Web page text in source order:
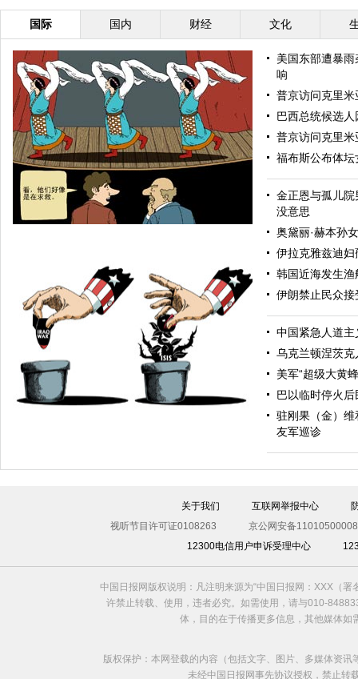
国际 国内 财经 文化
中国日报漫画：傲慢与偏见
自食其果
美国东部遭暴
响
普京访问克里
巴西总统候选
普京访问克里
福布斯公布体
金正恩与孤儿
没意思
奥黛丽·赫本孙
伊拉克雅兹迪
韩国近海发生
伊朗禁止民众
中国紧急人道
乌克兰顿涅茨
美军“超级大黄
巴以临时停火
驻刚果（金）
友军巡诊
关于我们 互联网举报中心
视听节目许可证0108263
京公网安备
12300电信用户申诉受理中心
中国日报网版权说明：凡注明来源为“中国日报网：XXX（
许禁止转载、使用，违者必究。如需使用，请与010-
体，目的在于传播更多信息，其他媒体
版权保护：本网登载的内容（包括文字、图片、多媒体资
未经中国日报网事先协议授权，禁止转